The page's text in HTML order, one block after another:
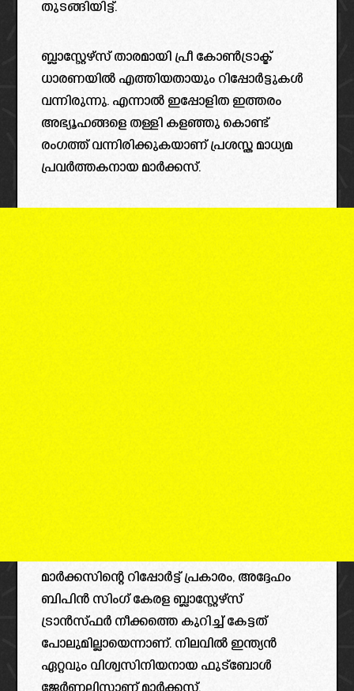
തുടങ്ങിയിട്ട്.
ബ്ലാസ്റ്റേഴ്‌സ് താരമായി പ്രീ കോൺട്രാക്ട്
ധാരണയിൽ എത്തിയതായും റിപ്പോർട്ടുകൾ
വന്നിരുന്നു. എന്നാൽ ഇപ്പോളിത ഇത്തരം
അഭ്യൂഹങ്ങളെ തള്ളി കളഞ്ഞു കൊണ്ട്
രംഗത്ത് വന്നിരിക്കുകയാണ് പ്രശസ്ത മാധ്യമ
പ്രവർത്തകനായ മാർക്കസ്.
മാർക്കസിന്റെ റിപ്പോർട്ട്‌ പ്രകാരം, അദ്ദേഹം
ബിപിൻ സിംഗ് കേരള ബ്ലാസ്റ്റേഴ്‌സ്
ട്രാൻസ്ഫർ നീക്കത്തെ കുറിച്ച് കേട്ടത്
പോലുമില്ലായെന്നാണ്. നിലവിൽ ഇന്ത്യൻ
ഏറ്റവും വിശ്വസിനിയനായ ഫുട്ബോൾ